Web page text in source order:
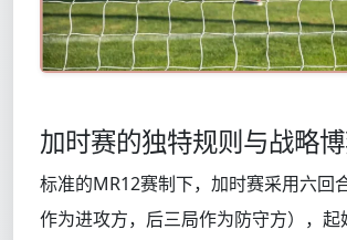
加时赛的独特规则与战略
标准的MR12赛制下，加时赛采用六回
作为进攻方，后三局作为防守方），起